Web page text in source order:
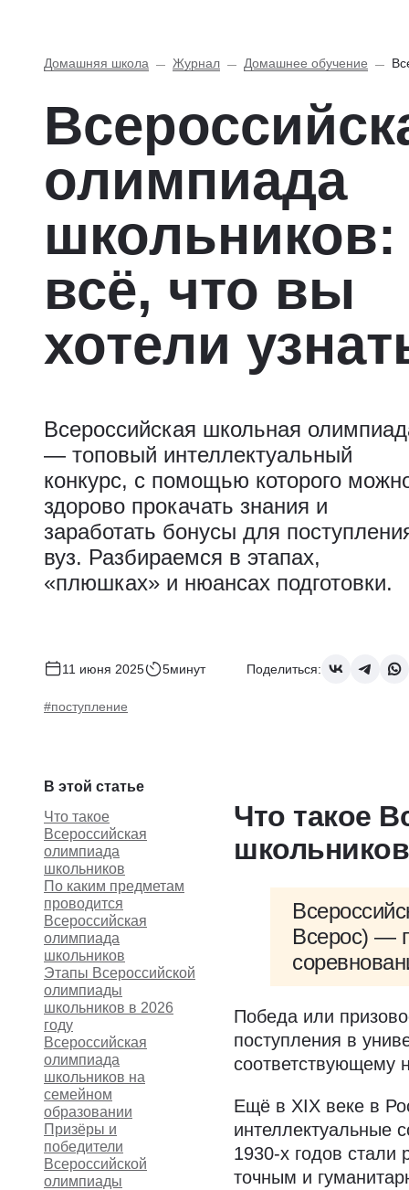
Домашняя школа Журнал Домашнее обучение
олимпиада
школьников:
всё, что вы
хотели
Всероссийская школьная
— топовый интеллектуальный
конкурс, с помощью которого
здорово прокачать знания и
заработать бонусы для
вуз. Разбираемся в этапах,
«плюшках» и нюансах подготовки.
11 июня 2025 5минут Поделиться:
#поступление
В этой статье
Что такое
Всероссийская
олимпиада
школьников
По каким предметам
проводится
Всероссийская
олимпиада
школьников
Этапы Всероссийской
олимпиады
школьников в 2026
году
Всероссийская
олимпиада
школьников на
семейном
образовании
Призёры и
победители
Всероссийской
олимпиады
Что такое
школьников
Всерос) —
Победа или
поступления в
соответствующему
Ещё в XIX веке в
интеллектуальные
1930-х годов стали
точным и